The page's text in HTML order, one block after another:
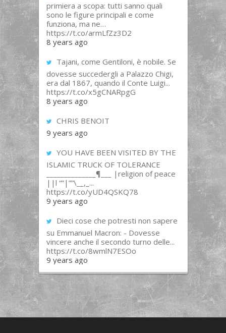
primiera a scopa: tutti sanno quali
sono le figure principali e come
funziona, ma ne…
https://t.co/armLfZz3D2
8 years ago
Tajani, come Gentiloni, è nobile. Se
dovesse succedergli a Palazzo Chigi,
era dal 1867, quando il Conte Luigi...
https://t.co/x5gCNARpgG
8 years ago
CHRIS BENOIT
9 years ago
YOU HAVE BEEN VISITED BY THE
ISLAMIC TRUCK OF TOLERANCE
______________¶___ |religion of peace
||l “”|””\__,_...
https://t.co/yUD4QSKQ78
9 years ago
Dieci cose che potresti non sapere
su Emmanuel Macron: - Dovesse
vincere anche il secondo turno delle...
https://t.co/8wmlN7ESOo
9 years ago